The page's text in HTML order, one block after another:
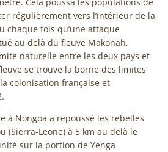
Cela poussa les populations de
régulièrement vers l’intérieur de la
chaque fois qu’une attaque
au delà du fleuve Makonah,
naturelle entre les deux pays et
se trouve la borne des limites
colonisation française et
à Nongoa a repoussé les rebelles
(Sierra-Leone) à 5 km au delà le
sur la portion de Yenga